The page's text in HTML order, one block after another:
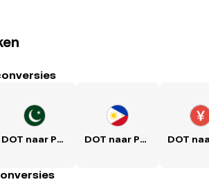
DOT naar PKR DOT naar PHP